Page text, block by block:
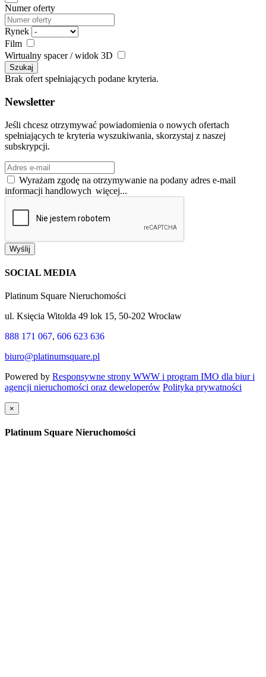
Numer oferty
Rynek
Film
Wirtualny spacer / widok 3D
Szukaj
Brak ofert spełniających podane kryteria.
Newsletter
Jeśli chcesz otrzymywać powiadomienia o nowych ofertach
spełniających te kryteria wyszukiwania, skorzystaj z naszej
subskrypcji.
Wyrażam zgodę na otrzymywanie na podany adres e-mail
informacji handlowych więcej...
Wyślij
SOCIAL MEDIA
Platinum Square Nieruchomości
ul. Księcia Witolda 49 lok 15, 50-202 Wrocław
888 171 067, 606 623 636
biuro@platinumsquare.pl
Powered by Responsywne strony WWW i program IMO dla biur i
agencji nieruchomości oraz deweloperów Polityka prywatności
×
Platinum Square Nieruchomości